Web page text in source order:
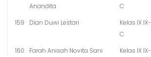
Anandita
C
159
Dian Duwi Lestari
Kelas IX IX-
C
160
Farah Anisah Novita Sani
Kelas IX IX-